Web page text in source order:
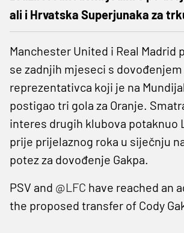
ali i Hrvatska Superjunaka za
Manchester United i Real Madrid
se zadnjih mjeseci s
reprezentativca koji je na
postigao tri gola za Oranje.
interes drugih klubova potaknuo
prije prijelaznog roka u siječnju
potez za dovođenje Gakpa.
PSV and @LFC have reached an
the proposed transfer of Cody